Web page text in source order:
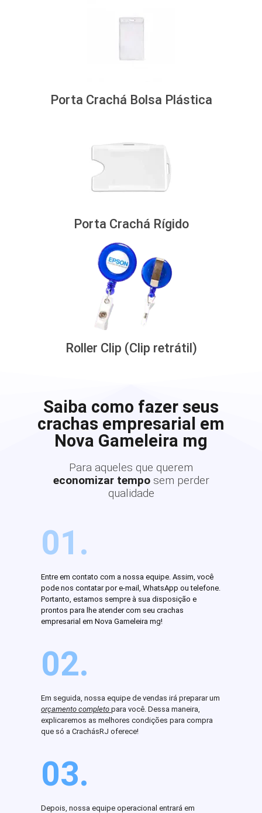
Porta Crachá Bolsa Plástica
Porta Crachá Rígido
Roller Clip (Clip retrátil)
Saiba como fazer seus
crachas empresarial em
Nova Gameleira mg
Para aqueles que querem
economizar tempo sem perder
qualidade
01.
Entre em contato com a nossa equipe. Assim, você
pode nos contatar por e-mail, WhatsApp ou telefone.
Portanto, estamos sempre à sua disposição e
prontos para lhe atender com seu crachas
empresarial em Nova Gameleira mg!
02.
Em seguida, nossa equipe de vendas irá preparar um
orçamento completo para você. Dessa maneira,
explicaremos as melhores condições para compra
que só a CrachásRJ oferece!
03.
Depois, nossa equipe operacional entrará em